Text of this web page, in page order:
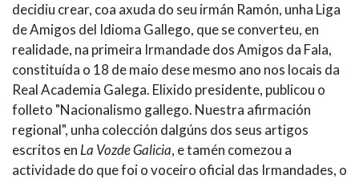
decidiu crear, coa axuda do seu irmán Ramón, unha Liga
de Amigos del Idioma Gallego, que se converteu, en
realidade, na primeira Irmandade dos Amigos da Fala,
constituída o 18 de maio dese mesmo ano nos locais da
Real Academia Galega. Elixido presidente, publicou o
folleto "Nacionalismo gallego. Nuestra afirmación
regional", unha colección dalgúns dos seus artigos
escritos en La Vozde Galicia, e tamén comezou a
actividade do que foi o voceiro oficial das Irmandades, o